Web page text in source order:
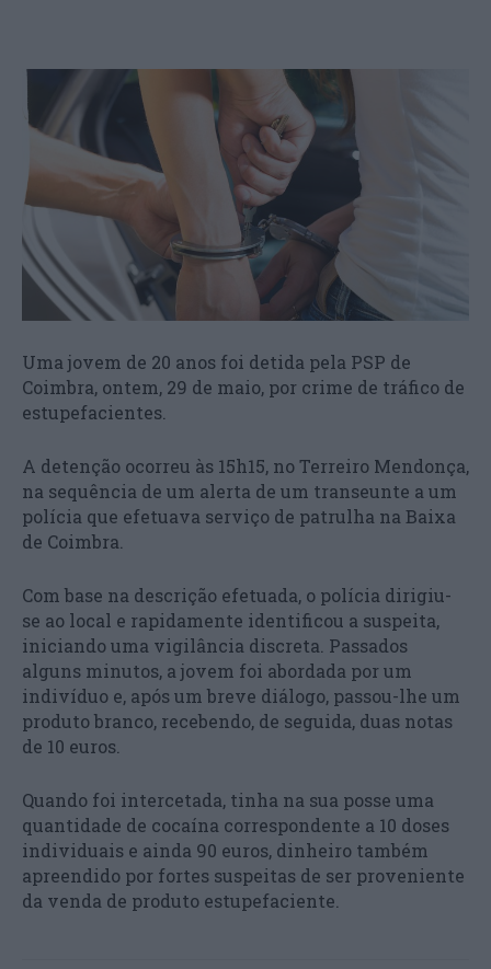
Uma jovem de 20 anos foi detida pela PSP de
Coimbra, ontem, 29 de maio, por crime de tráfico de
estupefacientes.
A detenção ocorreu às 15h15, no Terreiro Mendonça,
na sequência de um alerta de um transeunte a um
polícia que efetuava serviço de patrulha na Baixa
de Coimbra.
Com base na descrição efetuada, o polícia dirigiu-
se ao local e rapidamente identificou a suspeita,
iniciando uma vigilância discreta. Passados
alguns minutos, a jovem foi abordada por um
indivíduo e, após um breve diálogo, passou-lhe um
produto branco, recebendo, de seguida, duas notas
de 10 euros.
Quando foi intercetada, tinha na sua posse uma
quantidade de cocaína correspondente a 10 doses
individuais e ainda 90 euros, dinheiro também
apreendido por fortes suspeitas de ser proveniente
da venda de produto estupefaciente.